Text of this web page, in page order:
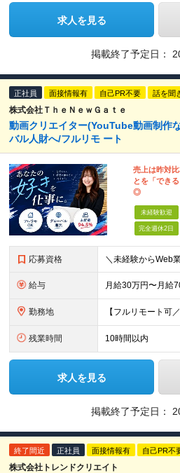
求人を見る
掲載終了予定日：
正社員 面接情報有 自己PR不要 話を聞
株式会社ＴｈｅＮｅｗＧａｔｅ
動画クリエイター(YouTube動画制作
バル人財へ/フルリモ ート
売上は昨対
とを「でき
◎
未経験歓迎
完全週休2日
応募資格
給与
勤務地
残業時間 10時間以内
求人を見る
掲載終了予定日：
終了間近 正社員 面接情報有 自己PR不
株式会社トレンドクリエイト